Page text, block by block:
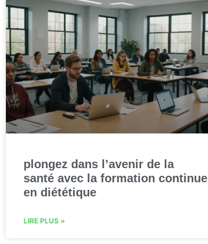
plongez dans l’avenir de la
santé avec la formation continue
en diététique
LIRE PLUS »